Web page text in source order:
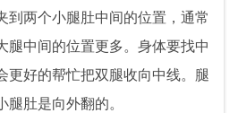
到两个小腿肚中间的位置，通常
腿中间的位置更多。身体要找中
更好的帮忙把双腿收向中线。腿
肚是向外翻的。